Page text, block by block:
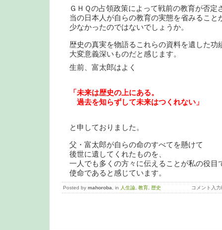
ＧＨＱの占領政策によって戦前の教育が否定
当の日本人が自らの教育の実態を省みること
少なかったのではないでしょうか。
歴史の真実を物語るこれらの資料を遺した功
大変意義深いものだと感じます。
生前、富太郎はよく
「未来は歴史の上にある。
過去を知らずして未来はつくれない」
と申しておりました。
父・富太郎が自らの命のすべてを懸けて
後世に遺してくれたものを、
一人でも多くの方々に伝えることが私の役目
使命であると感じています。
Posted by mahoroba , in 人生論 教育 歴史 コメント入力